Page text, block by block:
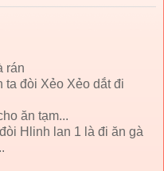
rán
ta đòi Xẻo Xẻo dắt đi
ăn tạm...
Hlinh lan 1 là đi ăn gà